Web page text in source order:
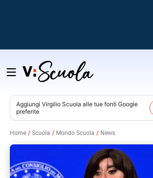
Salta
contenuto
Aggiungi Virgilio Scuola alle tue fonti Google
preferite
Home Scuola Mondo Scuola News